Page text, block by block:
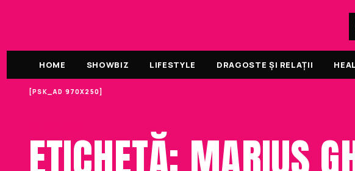
HOME SHOWBIZ LIFESTYLE DRAGOSTE ȘI RELAȚII
[PSK_AD 970X250]
ETICHETĂ: MARIUS